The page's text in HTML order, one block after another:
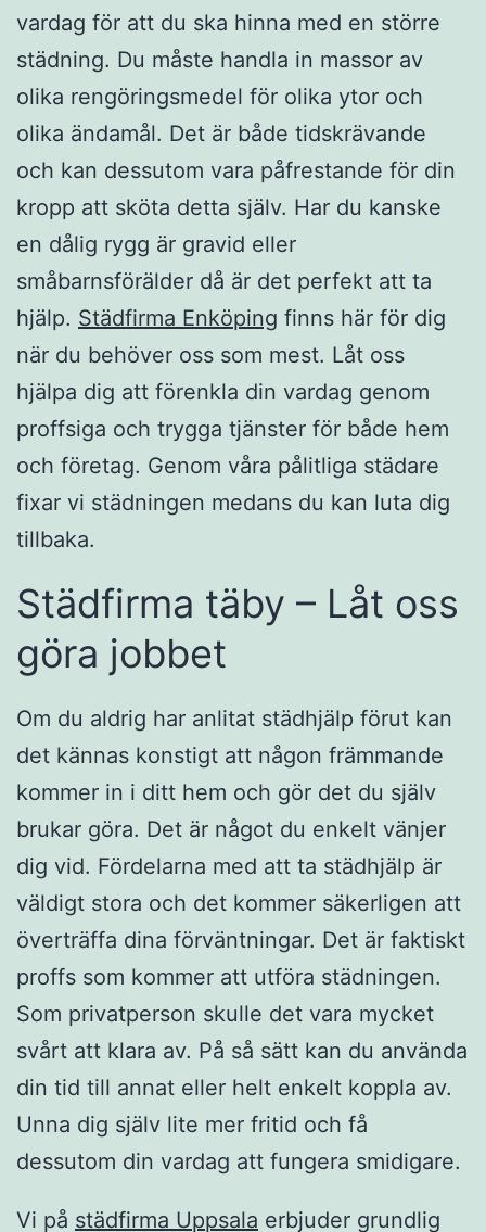
vardag för att du ska hinna med en större
städning. Du måste handla in massor av
olika rengöringsmedel för olika ytor och
olika ändamål. Det är både tidskrävande
och kan dessutom vara påfrestande för din
kropp att sköta detta själv. Har du kanske
en dålig rygg är gravid eller
småbarnsförälder då är det perfekt att ta
hjälp. Städfirma Enköping finns här för dig
när du behöver oss som mest. Låt oss
hjälpa dig att förenkla din vardag genom
proffsiga och trygga tjänster för både hem
och företag. Genom våra pålitliga städare
fixar vi städningen medans du kan luta dig
tillbaka.
Städfirma täby – Låt oss
göra jobbet
Om du aldrig har anlitat städhjälp förut kan
det kännas konstigt att någon främmande
kommer in i ditt hem och gör det du själv
brukar göra. Det är något du enkelt vänjer
dig vid. Fördelarna med att ta städhjälp är
väldigt stora och det kommer säkerligen att
överträffa dina förväntningar. Det är faktiskt
proffs som kommer att utföra städningen.
Som privatperson skulle det vara mycket
svårt att klara av. På så sätt kan du använda
din tid till annat eller helt enkelt koppla av.
Unna dig själv lite mer fritid och få
dessutom din vardag att fungera smidigare.
Vi på städfirma Uppsala erbjuder grundlig